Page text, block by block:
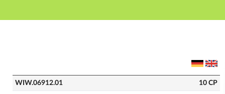
Main navigation
WIW.06912.01 - Italienisch für Fortgeschrittene
WIW.06912.01 10 CP